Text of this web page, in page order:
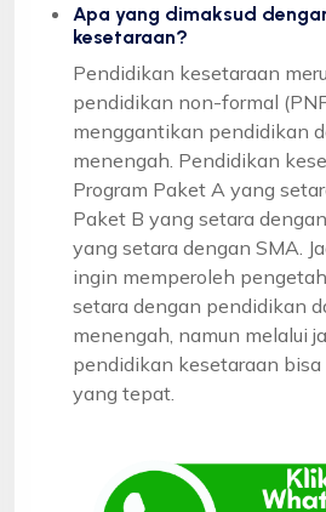
Apa yang dimaksud
kesetaraan?
Pendidikan kesetaraan
pendidikan non-formal
menggantikan pendidikan
menengah. Pendidikan
Program Paket A yang
Paket B yang setara
yang setara dengan SMA.
ingin memperoleh
setara dengan pendidikan
menengah, namun melalui
pendidikan kesetaraan
yang tepat.